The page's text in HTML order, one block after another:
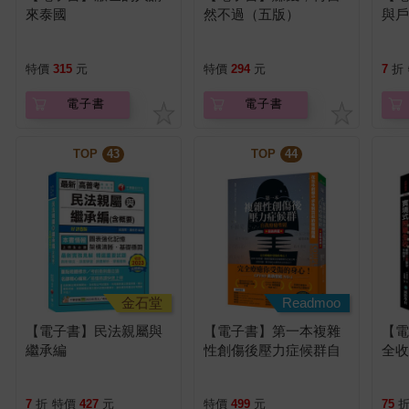
來泰國
特價 315 元
電子書
然不過（五版）
特價 294 元
電子書
與
7 折
TOP 43
金石堂
【電子書】民法親屬與
繼承編
7 折 特價 427 元
TOP 44
Readmoo
【電子書】第一本複雜
性創傷後壓力症候群自
特價 499 元
【
全
75